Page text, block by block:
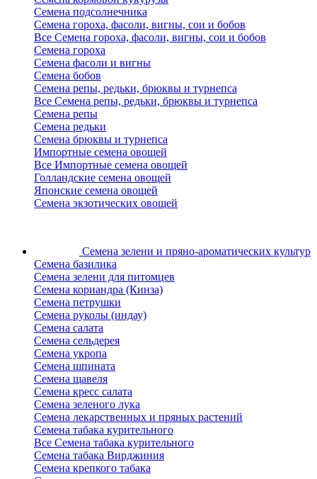
Семена подсолнечника
Семена гороха, фасоли, вигны, сои и бобов
Все Семена гороха, фасоли, вигны, сои и бобов
Семена гороха
Семена фасоли и вигны
Семена бобов
Семена репы, редьки, брюквы и турнепса
Все Семена репы, редьки, брюквы и турнепса
Семена репы
Семена редьки
Семена брюквы и турнепса
Импортные семена овощей
Все Импортные семена овощей
Голландские семена овощей
Японские семена овощей
Семена экзотических овощей
Семена зелени и пряно-ароматических культур
Семена базилика
Семена зелени для питомцев
Семена кориандра (Кинза)
Семена петрушки
Семена руколы (индау)
Семена салата
Семена сельдерея
Семена укропа
Семена шпината
Семена щавеля
Семена кресс салата
Семена зеленого лука
Семена лекарственных и пряных растений
Семена табака курительного
Все Семена табака курительного
Семена табака Вирджиния
Семена крепкого табака